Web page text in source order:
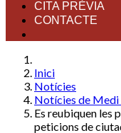
CITA PRÈVIA
CONTACTE
Inici
Notícies
Notícies de
Es reubiquen les
peticions de